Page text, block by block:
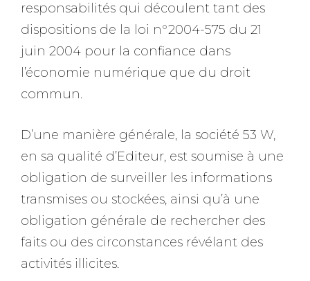
responsabilités qui découlent tant des
dispositions de la loi n°2004-575 du 21
juin 2004 pour la confiance dans
l’économie numérique que du droit
commun.
D’une manière générale, la société 53 W,
en sa qualité d’Editeur, est soumise à une
obligation de surveiller les informations
transmises ou stockées, ainsi qu’à une
obligation générale de rechercher des
faits ou des circonstances révélant des
activités illicites.